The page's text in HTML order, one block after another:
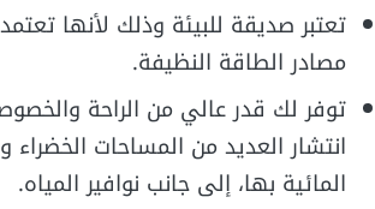
تعتبر صديقة للبيئة وذلك لأنها
مصادر الطاقة النظيفة.
توفر لك قدر عالي من الراحة
انتشار العديد من المساحات
المائية بها، إلى جانب نوافير المياه.